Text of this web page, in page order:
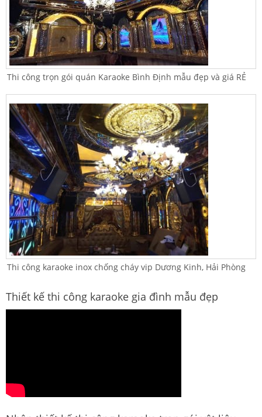
Thi công trọn gói quán Karaoke Bình Định mẫu đẹp và giá RẺ
Thi công karaoke inox chống cháy vip Dương Kinh, Hải Phòng
Thiết kế thi công karaoke gia đình mẫu đẹp